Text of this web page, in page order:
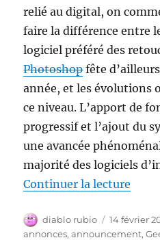
relié au digital, on
faire la différence entre
logiciel préféré des
Photoshopfête
année, et les évolutions
ce niveau. L’apport de
progressif et l’ajout du
une avancée
majorité des logiciels
Continuer la lecture
Auteur
diablo rubio
Publié
le
14 février
annonces,announcement,